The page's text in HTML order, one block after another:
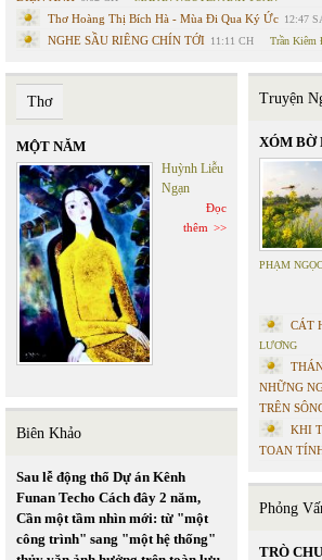
Thơ Hoàng Thị Bích Hà - Mùa Đi Qua Ký Ức 12:47
NGHE SẦU RIÊNG CHÍN TỚI 11:11 CH Trần Kiêm
Thơ
MỘT NĂM
Huỳnh Liễu
Ngạn
Đọc
thêm
Biên Khảo
Sau lễ động thổ Dự án Kênh
Funan Techo Cách đây 2 năm,
Cần một tầm nhìn mới: từ "một
công trình" sang "một hệ thống"
Truyện
XÓM BỜ
PHẠM
CÁT
LƯƠNG
NHỮNG
TRÊN
KHI
TOAN
Phỏng
TRÒ